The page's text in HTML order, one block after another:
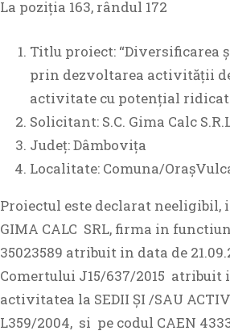
La poziția 163, rândul 172
Titlu proiect: “Diversificarea
prin dezvoltarea activității
activitate cu potențial ridicat
Solicitant: S.C. Gima Calc
Județ: Dâmbovița
Localitate: Comuna/
Proiectul este declarat
GIMA CALC SRL, firma in
35023589 atribuit in data de
Comertului J15/637/2015 atribuit
activitatea la SEDII ŞI /SAU
L359/2004, si pe codul CAEN